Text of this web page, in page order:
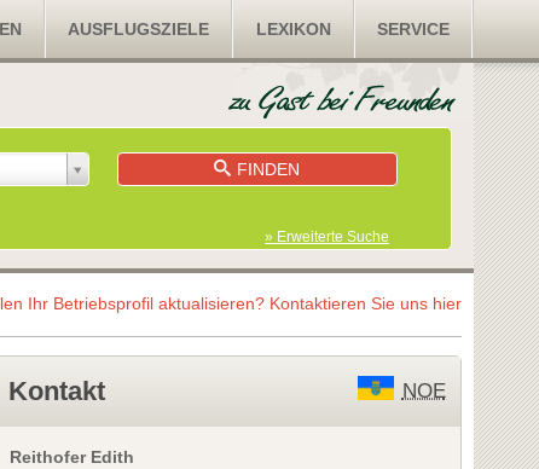
AUSFLUGSZIELE LEXIKON SERVICE
FINDEN
» Erweiterte Suche
Ihr Betriebsprofil aktualisieren? Kontaktieren Sie uns hier
Kontakt NOE
Reithofer Edith